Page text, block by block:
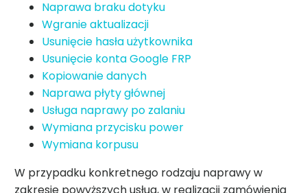
Naprawa braku dotyku
Wgranie aktualizacji
Usunięcie hasła użytkownika
Usunięcie konta Google FRP
Kopiowanie danych
Naprawa płyty głównej
Usługa naprawy po zalaniu
Wymiana przycisku power
Wymiana korpusu
W przypadku konkretnego rodzaju naprawy w